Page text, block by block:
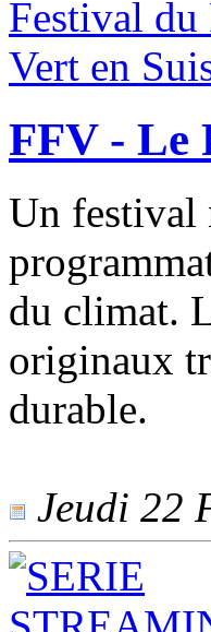
FFV - Le
Un festival
du climat.
originaux
durable.
Jeudi 22